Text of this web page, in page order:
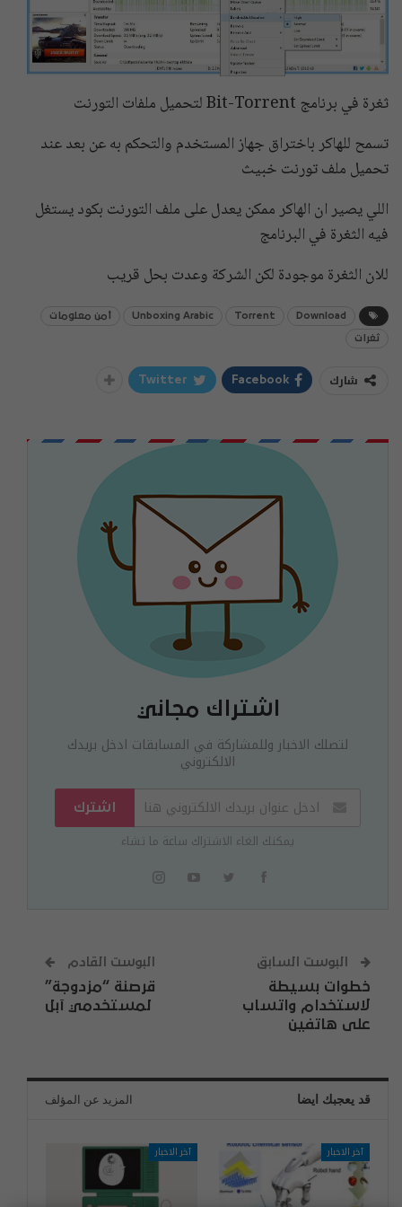
‏ثغرة في برنامج Bit-Torrent لتحميل ملفات التورنت
تسمح للهاكر باختراق جهاز المستخدم والتحكم به عن بعد عند
تحميل ملف تورنت خبيث
اللي يصير ان الهاكر ممكن يعدل على ملف التورنت بكود يستغل
فيه الثغرة في البرنامج
للان الثغرة موجودة لكن الشركة وعدت بحل قريب
Download
Torrent
Unboxing Arabic أمن معلومات
ثغرات
شارك Facebook
Twitter
اشتراك مجاني
لتصلك الاخبار وللمشاركة في المسابقات ادخل بريدك
الالكتروني
اشترك
يمكنك الغاء الاشتراك ساعة ما تشاء
البوست السابق
خطوات بسيطة
لاستخدام واتساب
على هاتفين
البوست القادم
قرصنة “مزدوجة”
لمستخدمي آبل
قد يعجبك ايضا المزيد عن المؤلف
آخر الاخبار آخر الاخبار